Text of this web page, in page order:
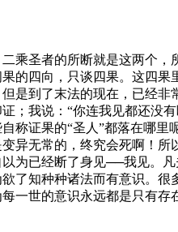
圣者的所断就是这两个，
的四向，只谈四果。这四
到了末法的现在，已经
我说：“你连我见都还没
证果的“圣人”都落在哪
无常的，终究会死啊！
为已经断了身见──我见。
了知种种诸法而有意识。
一世的意识永远都是只有存